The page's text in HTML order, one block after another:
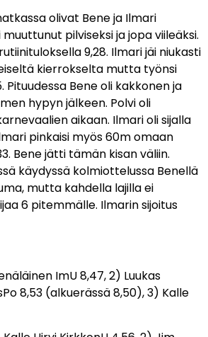
olivat Bene ja Ilmari
muuttunut pilviseksi ja jopa viileäksi.
9,28. Ilmari jäi niukasti
kierrokselta mutta työnsi
Pituudessa Bene oli kakkonen ja
hypyn jälkeen. Polvi oli
aikaan. Ilmari oli sijalla
pinkaisi myös 60m omaan
Bene jätti tämän kisan väliin.
käydyssä kolmiottelussa Benellä
mutta kahdella lajilla ei
6 pitemmälle. Ilmarin sijoitus
ImU 8,47, 2) Luukas
8,53 (alkuerässä 8,50), 3) Kalle